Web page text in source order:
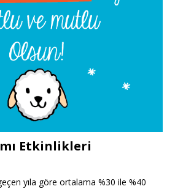
Etkinlikleri
yıla göre ortalama %30 ile %40